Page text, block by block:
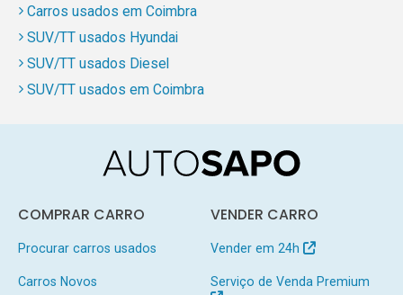
Carros usados em Coimbra
SUV/TT usados Hyundai
SUV/TT usados Diesel
SUV/TT usados em Coimbra
COMPRAR CARRO
Procurar carros usados
Carros Novos
VENDER CARRO
Vender em 24h
Serviço de Venda Premium